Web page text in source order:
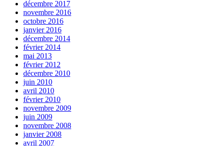
décembre 2017
novembre 2016
octobre 2016
janvier 2016
décembre 2014
février 2014
mai 2013
février 2012
décembre 2010
juin 2010
avril 2010
février 2010
novembre 2009
juin 2009
novembre 2008
janvier 2008
avril 2007